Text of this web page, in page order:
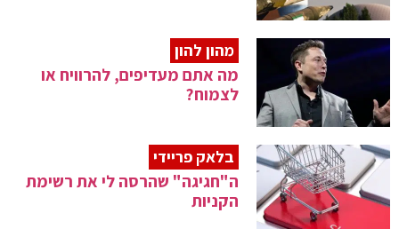
מהון להון
מה אתם מעדיפים, להרוויח או
לצמוח?
בלאק פריידי
ה"חגיגה" שהרסה לי את רשימת
הקניות